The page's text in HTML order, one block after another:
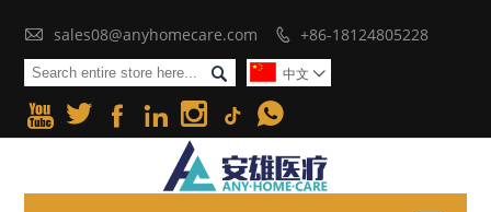
 sales08@anyhomecare.com  +86-18124805228
 中文 
     